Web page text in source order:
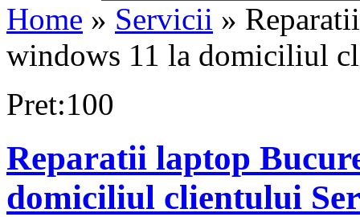
Home » Servicii »
windows 11 la domiciliul
Pret:100
Reparatii laptop
domiciliul clientului